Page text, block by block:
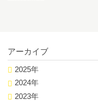
アーカイブ
2025年
2024年
2023年